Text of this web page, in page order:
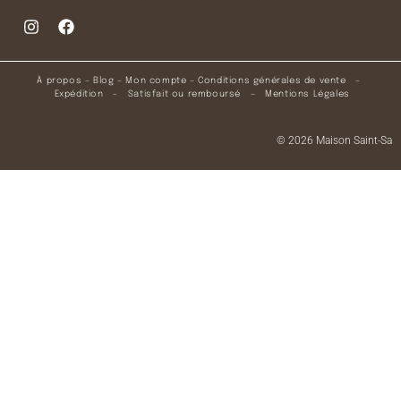
À propos – Blog – Mon compte –Conditions générales de vente –
Expédition – Satisfait ou remboursé – Mentions Légales
© 2026 Maison Saint-Sa